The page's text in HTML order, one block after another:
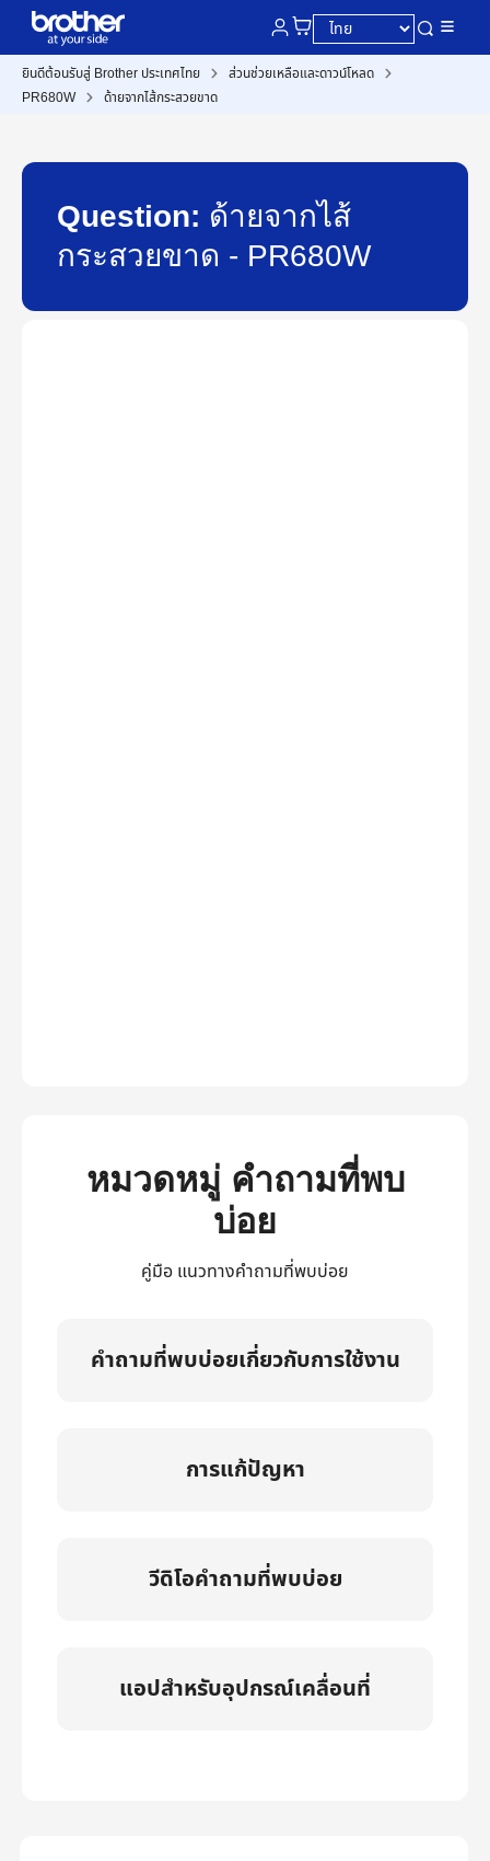
ยินดีต้อนรับสู่ Brother ประเทศไทย
ส่วนช่วยเหลือและดาวน์โหลด
PR680W
ด้ายจากไส้กระสวยขาด
Question: ด้ายจากไส้
กระสวยขาด - PR680W
หมวดหมู่ คำถามที่พบ
บ่อย
คู่มือ แนวทางคำถามที่พบบ่อย
คำถามที่พบบ่อยเกี่ยวกับการใช้งาน
การแก้ปัญหา
วีดิโอคำถามที่พบบ่อย
แอปสำหรับอุปกรณ์เคลื่อนที่